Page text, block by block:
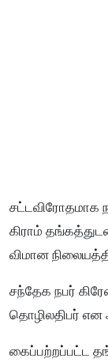
சட்டவிரோதமாக
கிராம்
விமான
சந்தேக நபர்
தொழிலதிபர்
கைப்பற்றப்பட்ட